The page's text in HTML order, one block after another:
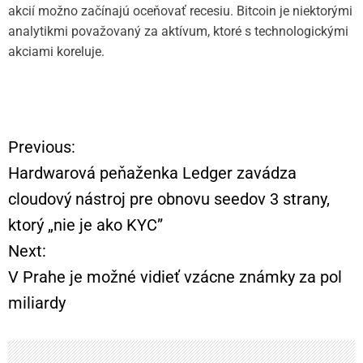
akcií možno začínajú oceňovať recesiu. Bitcoin je niektorými
analytikmi považovaný za aktívum, ktoré s technologickými
akciami koreluje.
N
a
v
i
g
á
Previous:
Hardwarová peňaženka Ledger zavádza
cloudový nástroj pre obnovu seedov 3 strany,
ktorý „nie je ako KYC”
Next:
V Prahe je možné vidieť vzácne známky za pol
miliardy